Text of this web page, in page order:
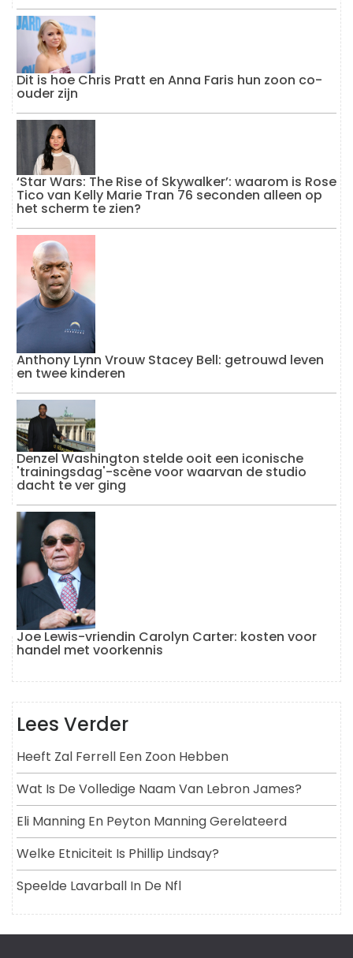
Dit is hoe Chris Pratt en Anna Faris hun zoon co-
ouder zijn
‘Star Wars: The Rise of Skywalker’: waarom is Rose
Tico van Kelly Marie Tran 76 seconden alleen op
het scherm te zien?
Anthony Lynn Vrouw Stacey Bell: getrouwd leven
en twee kinderen
Denzel Washington stelde ooit een iconische
'trainingsdag'-scène voor waarvan de studio
dacht te ver ging
Joe Lewis-vriendin Carolyn Carter: kosten voor
handel met voorkennis
Lees Verder
Heeft Zal Ferrell Een Zoon Hebben
Wat Is De Volledige Naam Van Lebron James?
Eli Manning En Peyton Manning Gerelateerd
Welke Etniciteit Is Phillip Lindsay?
Speelde Lavarball In De Nfl